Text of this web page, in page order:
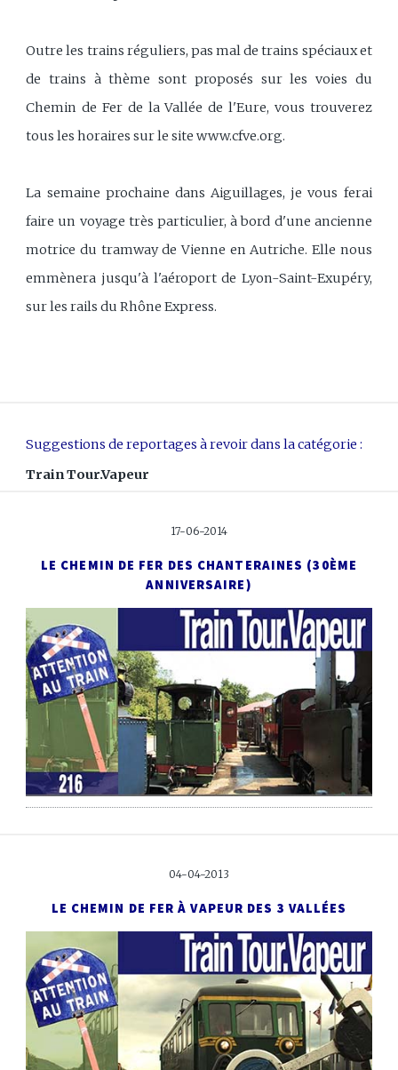
Outre les trains réguliers, pas mal de trains spéciaux et
de trains à thème sont proposés sur les voies du
Chemin de Fer de la Vallée de l'Eure, vous trouverez
tous les horaires sur le site www.cfve.org.
La semaine prochaine dans Aiguillages, je vous ferai
faire un voyage très particulier, à bord d'une ancienne
motrice du tramway de Vienne en Autriche. Elle nous
emmènera jusqu'à l'aéroport de Lyon-Saint-Exupéry,
sur les rails du Rhône Express.
Suggestions de reportages à revoir dans la catégorie :
Train Tour.Vapeur
17-06-2014
LE CHEMIN DE FER DES CHANTERAINES (30ÈME
ANNIVERSAIRE)
04-04-2013
LE CHEMIN DE FER À VAPEUR DES 3 VALLÉES